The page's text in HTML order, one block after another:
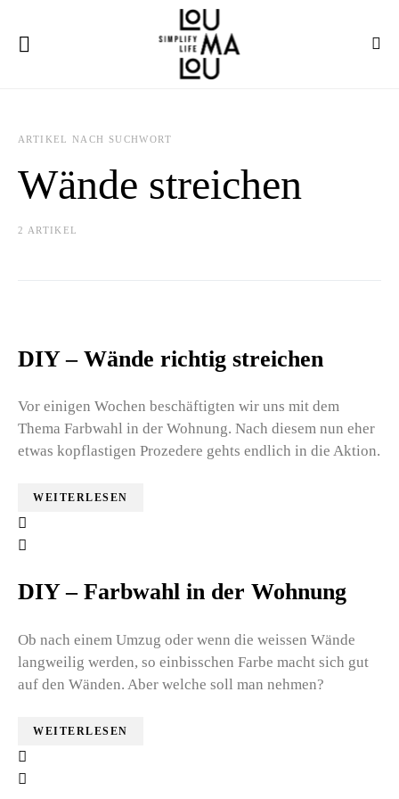
ARTIKEL NACH SUCHWORT
Wände streichen
2 ARTIKEL
DIY – Wände richtig streichen
Vor einigen Wochen beschäftigten wir uns mit dem
Thema Farbwahl in der Wohnung. Nach diesem nun eher
etwas kopflastigen Prozedere gehts endlich in die Aktion.
WEITERLESEN
DIY – Farbwahl in der Wohnung
Ob nach einem Umzug oder wenn die weissen Wände
langweilig werden, so einbisschen Farbe macht sich gut
auf den Wänden. Aber welche soll man nehmen?
WEITERLESEN